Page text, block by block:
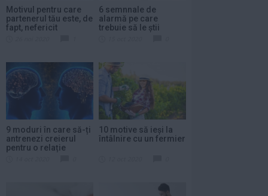
Motivul pentru care
partenerul tău este, de
fapt, nefericit
6 semnnale de
alarmă pe care
trebuie să le știi
9 moduri în care să-ți
antrenezi creierul
pentru o relație
10 motive să ieși la
întâlnire cu un fermier